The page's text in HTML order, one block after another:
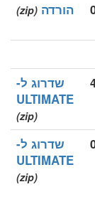
הורדה (zip)
שדרוג ל-
ULTIMATE
(zip)
שדרוג ל-
ULTIMATE
(zip)